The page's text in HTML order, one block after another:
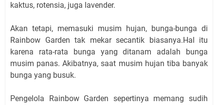
kaktus, rotensia, juga lavender.
Akan tetapi, memasuki musim hujan, bunga-bunga di
Rainbow Garden tak mekar secantik biasanya.Hal itu
karena rata-rata bunga yang ditanam adalah bunga
musim panas. Akibatnya, saat musim hujan tiba banyak
bunga yang busuk.
Pengelola Rainbow Garden sepertinya memang sudih